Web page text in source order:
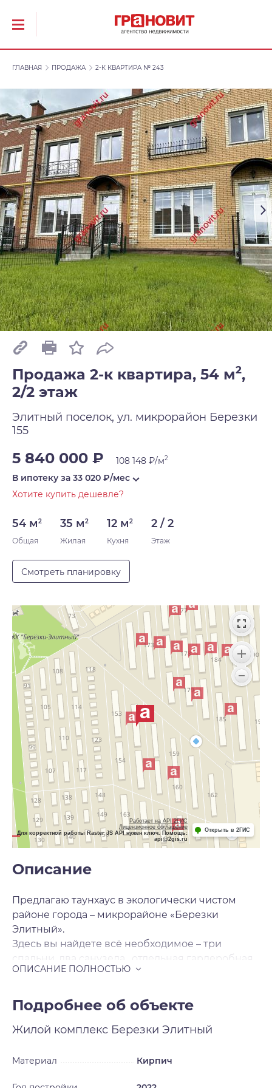
ГЛАВНАЯ ПРОДАЖА 2-К КВАРТИРА № 243
Продажа 2-к квартира, 54 м2,
2/2 этаж
Элитный поселок, ул. микрорайон Березки
155
5 840 000 ₽ 108 148 ₽/м2
В ипотеку за 33 020 ₽/мес
Хотите купить дешевле?
54 м2
Общая
35 м2
Жилая
12 м2
Кухня
2 / 2
Этаж
Смотреть планировку
Работает на API 2ГИС
Лицензионное соглашение
Для корректной работы Raster JS API нужен ключ. Помощь:
api@2gis.ru
Открыть в 2ГИС
Описание
Предлагаю таунхаус в экологически чистом
районе города – микрорайоне «Березки
Элитный».
Здесь вы найдете всё необходимое – три
спальни, два санузела , отдельная гардеробная,
кухня- гостиная.
отдельная система отопления в квартире
теплый пол на первом этаже,
парковочное месте
камин
Подробнее об объекте
Жилой комплекс Березки Элитный
Материал Кирпич